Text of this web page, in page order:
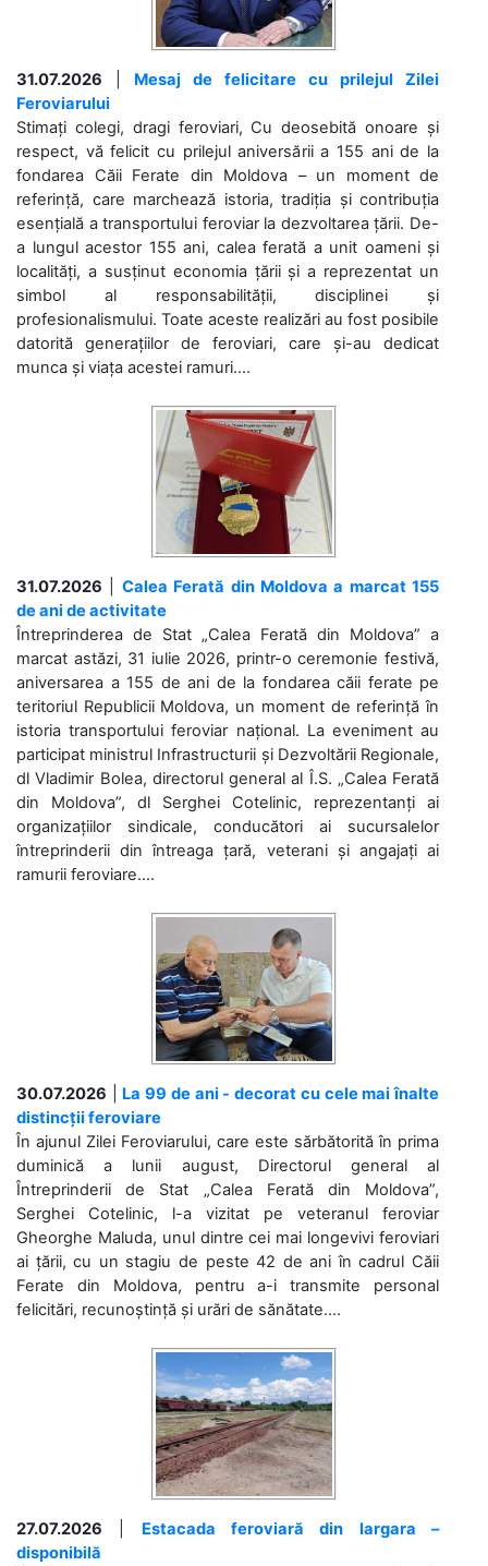
31.07.2026
Mesaj de felicitare cu prilejul Zilei
Feroviarului
Stimați colegi, dragi feroviari, Cu deosebită onoare și
respect, vă felicit cu prilejul aniversării a 155 ani de la
fondarea Căii Ferate din Moldova – un moment de
referință, care marchează istoria, tradiția și contribuția
esențială a transportului feroviar la dezvoltarea țării. De-
a lungul acestor 155 ani, calea ferată a unit oameni și
localități, a susținut economia țării și a reprezentat un
simbol al responsabilității, disciplinei și
profesionalismului. Toate aceste realizări au fost posibile
datorită generațiilor de feroviari, care și-au dedicat
munca și viața acestei ramuri....
31.07.2026
Calea Ferată din Moldova a marcat 155
de ani de activitate
Întreprinderea de Stat „Calea Ferată din Moldova” a
marcat astăzi, 31 iulie 2026, printr-o ceremonie festivă,
aniversarea a 155 de ani de la fondarea căii ferate pe
teritoriul Republicii Moldova, un moment de referință în
istoria transportului feroviar național. La eveniment au
participat ministrul Infrastructurii și Dezvoltării Regionale,
dl Vladimir Bolea, directorul general al Î.S. „Calea Ferată
din Moldova”, dl Serghei Cotelinic, reprezentanți ai
organizațiilor sindicale, conducători ai sucursalelor
întreprinderii din întreaga țară, veterani și angajați ai
ramurii feroviare....
30.07.2026
La 99 de ani - decorat cu cele mai înalte
distincții feroviare
În ajunul Zilei Feroviarului, care este sărbătorită în prima
duminică a lunii august, Directorul general al
Întreprinderii de Stat „Calea Ferată din Moldova”,
Serghei Cotelinic, l-a vizitat pe veteranul feroviar
Gheorghe Maluda, unul dintre cei mai longevivi feroviari
ai țării, cu un stagiu de peste 42 de ani în cadrul Căii
Ferate din Moldova, pentru a-i transmite personal
felicitări, recunoștință și urări de sănătate....
27.07.2026
Estacada feroviară din Iargara –
disponibilă